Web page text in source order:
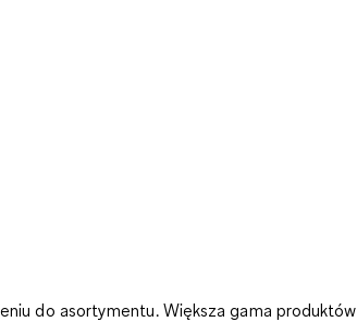
do asortymentu. Większa gama